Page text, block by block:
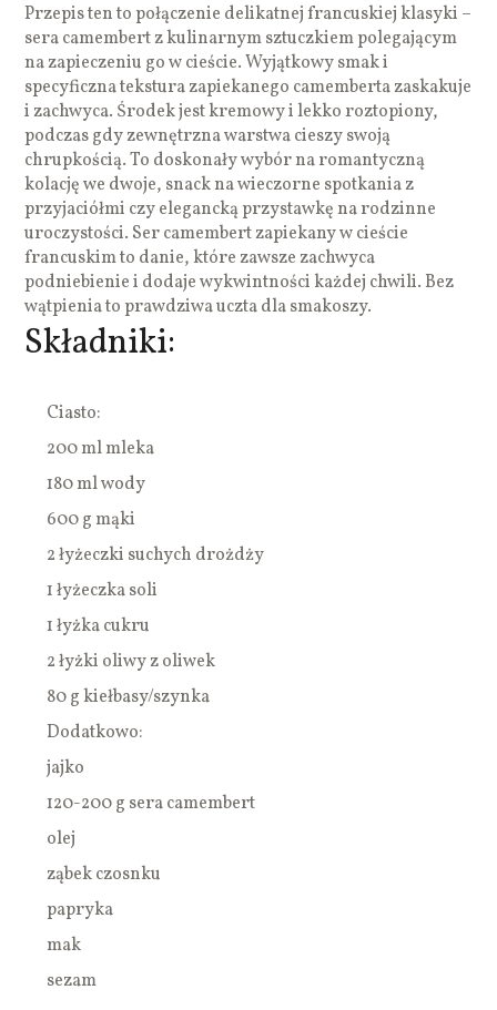
Przepis ten to połączenie delikatnej francuskiej klasyki –
sera camembert z kulinarnym sztuczkiem polegającym
na zapieczeniu go w cieście. Wyjątkowy smak i
specyficzna tekstura zapiekanego camemberta zaskakuje
i zachwyca. Środek jest kremowy i lekko roztopiony,
podczas gdy zewnętrzna warstwa cieszy swoją
chrupkością. To doskonały wybór na romantyczną
kolację we dwoje, snack na wieczorne spotkania z
przyjaciółmi czy elegancką przystawkę na rodzinne
uroczystości. Ser camembert zapiekany w cieście
francuskim to danie, które zawsze zachwyca
podniebienie i dodaje wykwintności każdej chwili. Bez
wątpienia to prawdziwa uczta dla smakoszy.
Składniki:
Ciasto:
200 ml mleka
180 ml wody
600 g mąki
2 łyżeczki suchych drożdży
1 łyżeczka soli
1 łyżka cukru
2 łyżki oliwy z oliwek
80 g kiełbasy/szynka
Dodatkowo:
jajko
120-200 g sera camembert
olej
ząbek czosnku
papryka
mak
sezam